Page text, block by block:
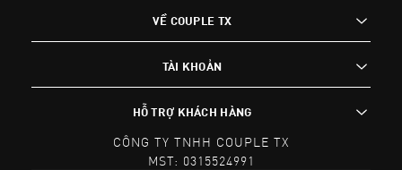
VỀ COUPLE TX
TÀI KHOẢN
HỖ TRỢ KHÁCH HÀNG
CÔNG TY TNHH COUPLE TX
MST: 0315524991